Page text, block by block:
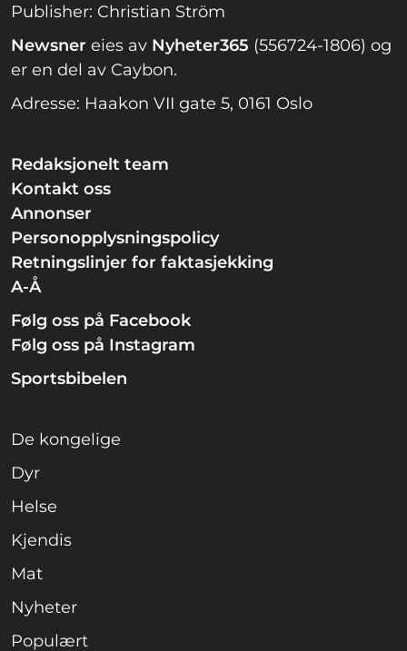
Publisher: Christian Ström
Newsner eies av Nyheter365 (556724-1806) og
er en del av Caybon.
Adresse: Haakon VII gate 5, 0161 Oslo
Redaksjonelt team
Kontakt oss
Annonser
Personopplysningspolicy
Retningslinjer for faktasjekking
A-Å
Følg oss på Facebook
Følg oss på Instagram
Sportsbibelen
De kongelige
Dyr
Helse
Kjendis
Mat
Nyheter
Populært